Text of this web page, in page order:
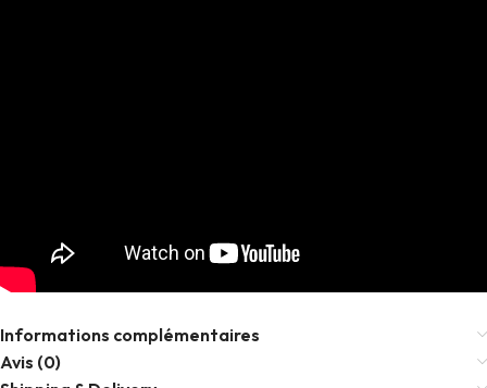
Informations complémentaires
Avis (0)